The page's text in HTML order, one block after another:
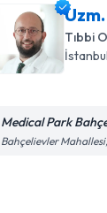
Tıbbi
İstanbul
Medical Park
Bahçelievler